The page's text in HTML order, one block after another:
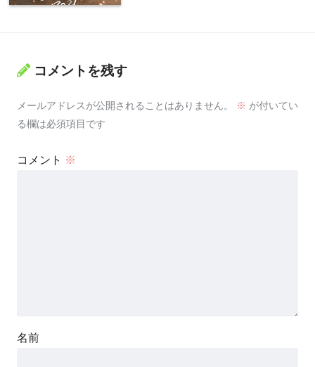
コメントを残す
メールアドレスが公開されることはありません。 ※ が付いてい
る欄は必須項目です
コメント ※
名前